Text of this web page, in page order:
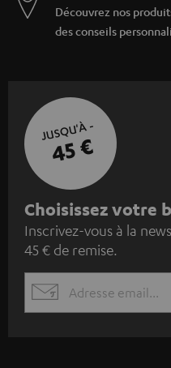
Découvrez nos
des conseils
JUSQU'À -
45 €
I
n
s
c
r
Choisissez votre
Inscrivez-vous à la
45 € de remise.
EMAIL